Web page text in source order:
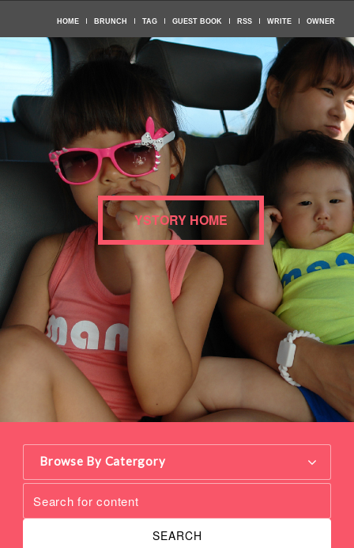
HOME BRUNCH TAG GUEST BOOK RSS WRITE OWNER
YSTORY HOME
Browse By Catergory
SEARCH